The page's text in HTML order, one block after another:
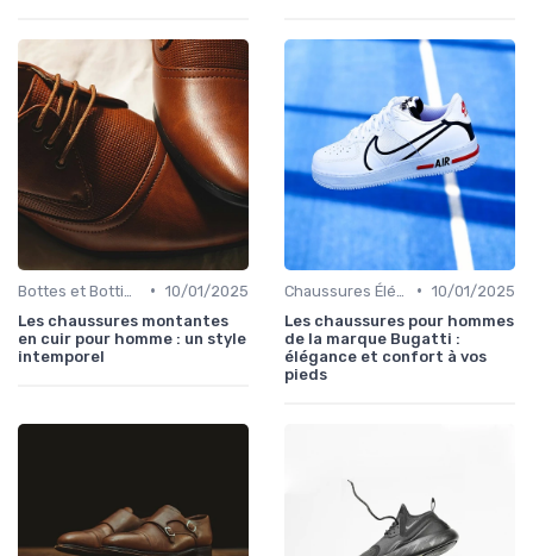
• 10/01/2025
Les chaussures montantes
en cuir pour homme : un style
intemporel
• 10/01/2025
Les chaussures pour hommes
de la marque Bugatti :
élégance et confort à vos
pieds